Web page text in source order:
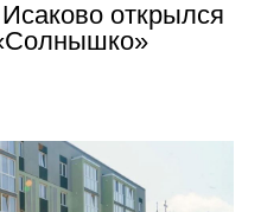
открылся